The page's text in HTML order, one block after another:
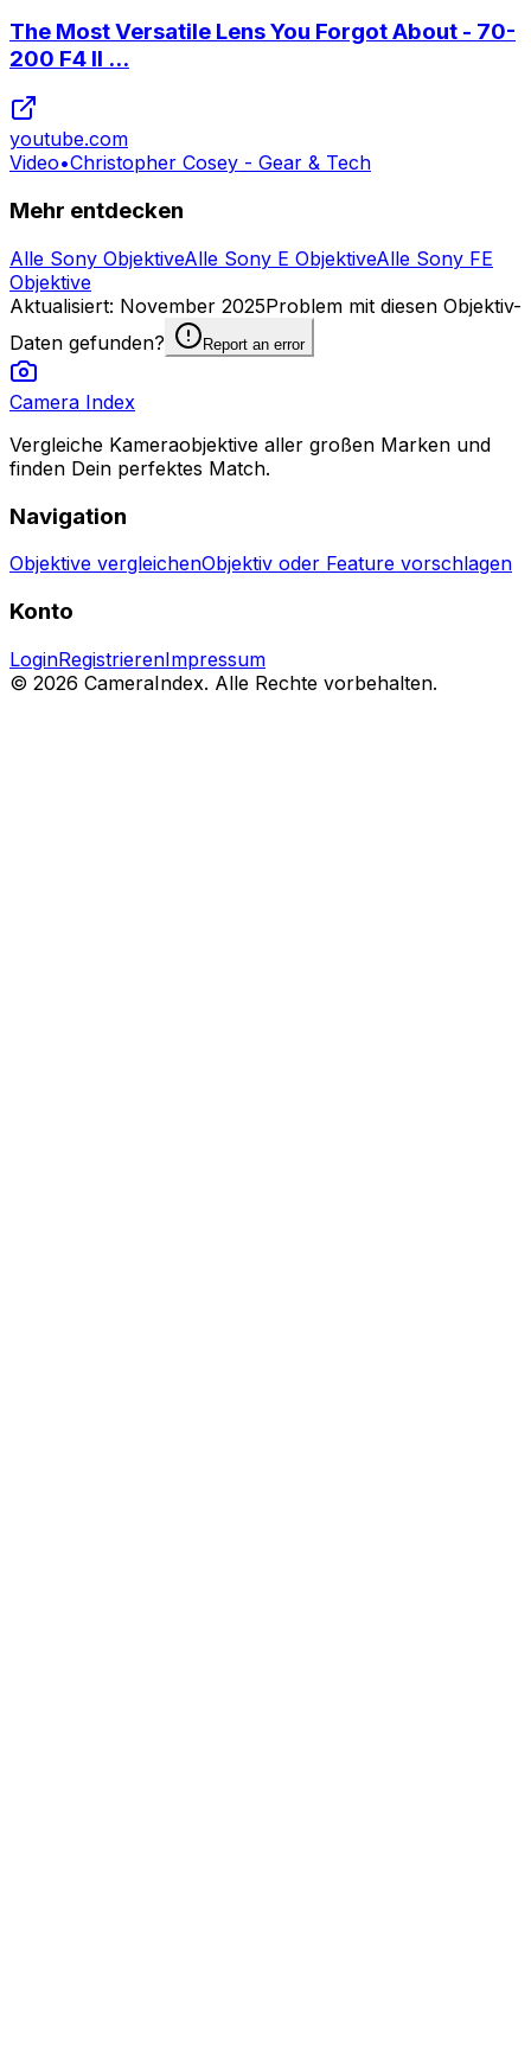
The Most Versatile Lens You Forgot About - 70-
200 F4 II ...
youtube.com
Video•Christopher Cosey - Gear & Tech
Mehr entdecken
Alle Sony ObjektiveAlle Sony E ObjektiveAlle Sony FE
Objektive
Aktualisiert: November 2025Problem mit diesen Objektiv-
Daten gefunden?
Report an error
Camera Index
Vergleiche Kameraobjektive aller großen Marken und
finden Dein perfektes Match.
Navigation
Objektive vergleichenObjektiv oder Feature vorschlagen
Konto
LoginRegistrierenImpressum
© 2026 CameraIndex. Alle Rechte vorbehalten.